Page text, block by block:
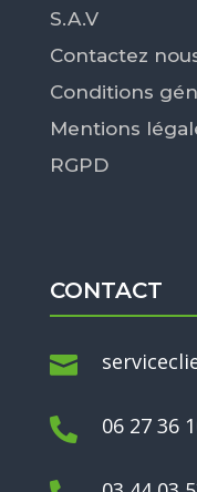
S.A.V
Contactez
Conditions
Mentions
RGPD
CONTACT

 06 27 36